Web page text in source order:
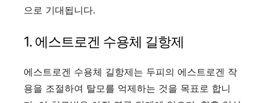
으로 기대됩니다.
1. 에스트로겐 수용체 길항제
에스트로겐 수용체 길항제는 두피의 에스트로겐 작
용을 조절하여 탈모를 억제하는 것을 목표로 합니